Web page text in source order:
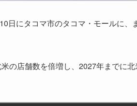
日にタコマ市のタコマ・モールに
の店舗数を倍増し、2027年までに